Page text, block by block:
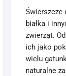
Świerszcze
białka i
zwierząt.
ich jako
wielu
naturalne